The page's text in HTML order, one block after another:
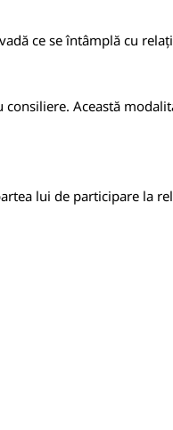
ce se întâmplă cu
Această
lui de participare la